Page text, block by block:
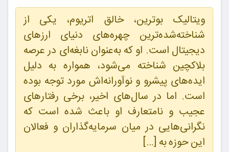
ویتالیک بوترین، خالق اتریوم، یکی از
شناخته‌شده‌ترین چهره‌های دنیای ارزهای
دیجیتال است. او که به‌عنوان نابغه‌ای در عرصه
بلاکچین شناخته می‌شود، همواره به دلیل
ایده‌های پیشرو و نوآورانه‌اش مورد توجه بوده
است. اما در سال‌های اخیر، برخی رفتارهای
عجیب و نامتعارف او باعث شده است که
نگرانی‌هایی در میان سرمایه‌گذاران و فعالان
این حوزه به […]